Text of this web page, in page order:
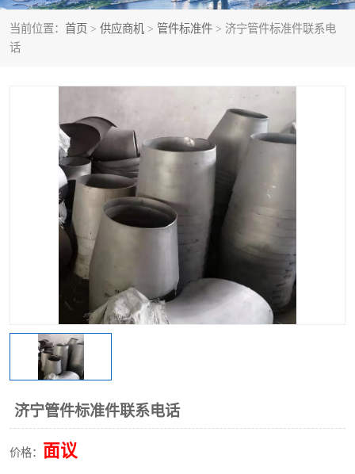
当前位置： 首页 > 供应商机 > 管件标准件 > 济宁管件标准件联系电
话
济宁管件标准件联系电话
价格： 面议
不锈钢角钢 不锈钢加工
不锈钢法兰
不锈钢阀门 不锈钢槽钢
不锈钢扁钢